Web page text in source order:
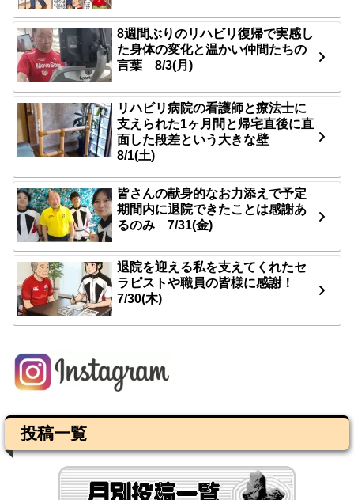
8週間ぶりのリハビリ復帰で実感し
た身体の変化と温かい仲間たちの
言葉 8/3(月)
リハビリ病院の看護師と療法士に
支えられた1ヶ月間と帰宅直後に直
面した段差という大きな壁
8/1(土)
皆さんの献身的なお力添えで予定
期間内に退院できたことは感謝あ
るのみ 7/31(金)
退院を迎える私を支えてくれたセ
ラピストや職員の皆様に感謝！
7/30(木)
投稿一覧